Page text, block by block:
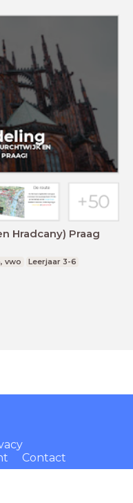
Hradcany) Praag
vwo Leerjaar 3-6
Contact